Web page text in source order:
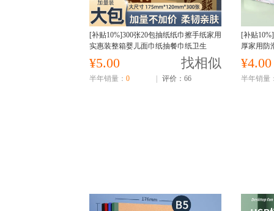
[补贴10%]300张20包抽纸纸巾擦手纸家用
实惠装整箱婴儿面巾纸抽餐巾纸卫生
¥5.00 找相似
半年销量： 0 评价：66
[补贴
厚家用防
¥4.00
半年销量